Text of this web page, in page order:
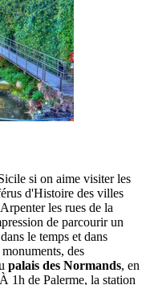
si on aime visiter les
d'Histoire des villes
les rues de la
de parcourir un
le temps et dans
des
palais des Normands, en
1h de Palerme, la station